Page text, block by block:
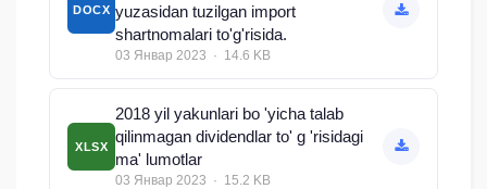
DOCX yuzasidan tuzilgan import
shartnomalari to'g'risida.
03 Январ 2023 · 14.6 KB
XLSX
2018 yil yakunlari bo 'yicha talab
qilinmagan dividendlar to' g 'risidagi
ma' lumotlar
03 Январ 2023 · 15.2 KB